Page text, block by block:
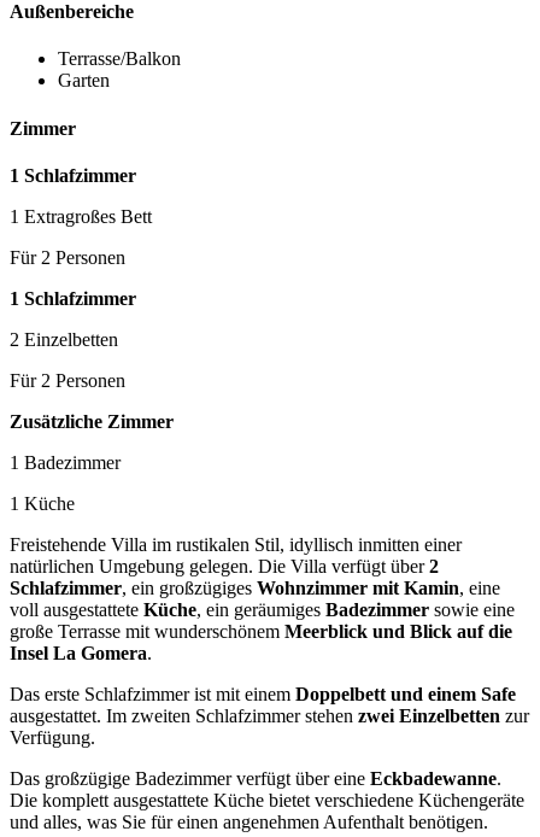
Außenbereiche
Terrasse/Balkon
Garten
Zimmer
1 Schlafzimmer
1 Extragroßes Bett
Für 2 Personen
1 Schlafzimmer
2 Einzelbetten
Für 2 Personen
Zusätzliche Zimmer
1 Badezimmer
1 Küche
Freistehende Villa im rustikalen Stil, idyllisch inmitten einer
natürlichen Umgebung gelegen. Die Villa verfügt über2
Schlafzimmer, ein großzügiges Wohnzimmer mit Kamin, eine
voll ausgestattete Küche, ein geräumiges Badezimmer sowie eine
große Terrasse mit wunderschönem Meerblick und Blick auf die
Insel La Gomera.
Das erste Schlafzimmer ist mit einem Doppelbett und einem Safe
ausgestattet. Im zweiten Schlafzimmer stehen zwei Einzelbetten zur
Verfügung.
Das großzügige Badezimmer verfügt über eine Eckbadewanne.
Die komplett ausgestattete Küche bietet verschiedene Küchengeräte
und alles, was Sie für einen angenehmen Aufenthalt benötigen.